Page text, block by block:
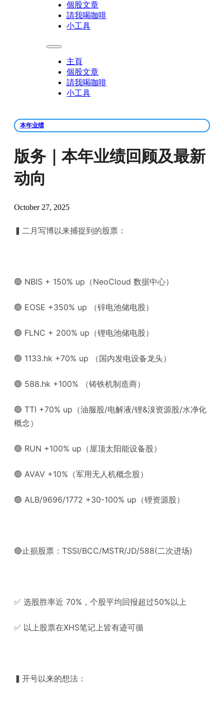
個股文章
請我喝咖啡
小工具
主頁
個股文章
請我喝咖啡
小工具
本年业绩
版务｜本年业绩回顾及最新
动向
October 27, 2025
▍二月写博以来捕捉到的股票：
🟢 NBIS + 150% up（NeoCloud 数据中心）
🟢 EOSE +350% up （锌电池储电股）
🟢 FLNC + 200% up（锂电池储电股）
🟢 1133.hk +70% up （国内发电设备龙头）
🟢 588.hk +100% （铸铁机制造商）
🟢 TTI +70% up（油服股/电解液/锂&溴资源股/水净化
概念）
🟢 RUN +100% up（屋顶太阳能设备股）
🟢 AVAV +10%（军用无人机概念股）
🟢 ALB/9696/1772 +30-100% up（锂资源股）
🔴止损股票：TSSI/BCC/MSTR/JD/588(二次进场)
✅ 选股胜率近 70%，个股平均回报超过50%以上
✅ 以上股票在XHS笔记上皆有迹可循
▍开号以来的想法：